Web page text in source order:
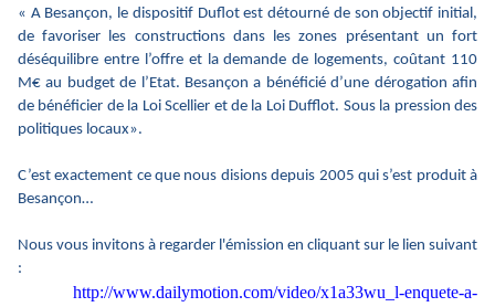
« A Besançon, le dispositif Duflot est détourné de son objectif initial,
de favoriser les constructions dans les zones présentant un fort
déséquilibre entre l’offre et la demande de logements, coûtant 110
M€ au budget de l’Etat. Besançon a bénéficié d’une dérogation afin
de bénéficier de la Loi Scellier et de la Loi Dufflot. Sous la pression des
politiques locaux».
C’est exactement ce que nous disions depuis 2005 qui s’est produit à
Besançon…
Nous vous invitons à regarder l'émission en cliquant sur le lien suivant
:
http://www.dailymotion.com/video/x1a33wu_l-enquete-a-